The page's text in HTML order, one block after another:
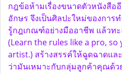
กฎข้อห้ามเรื่องขนาดตัวหนังสือ
อักษร จึงเป็นศิลปะใหม่ของการ
รู้กฎเกณฑ์อย่างมืออาชีพ แล้วท
(Learn the rules like a pro, so
artist.) สร้างสรรค์ให้ฉูดฉาดแล
ว่ามันเหมาะกับกลุ่มลูกค้าคุณด้ว